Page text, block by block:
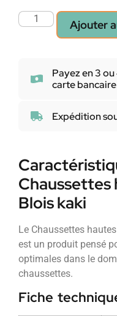
Ajouter
Payez en 3
carte
Expédition
Chaussettes
Blois kaki
Le Chaussettes
est un produit pensé
optimales dans le
chaussettes.
Fiche